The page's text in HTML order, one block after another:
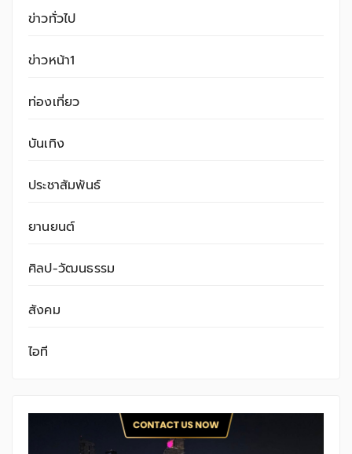
ข่าวทั่วไป
ข่าวหน้า1
ท่องเที่ยว
บันเทิง
ประชาสัมพันธ์
ยานยนต์
ศิลป-วัฒนธรรม
สังคม
ไอที